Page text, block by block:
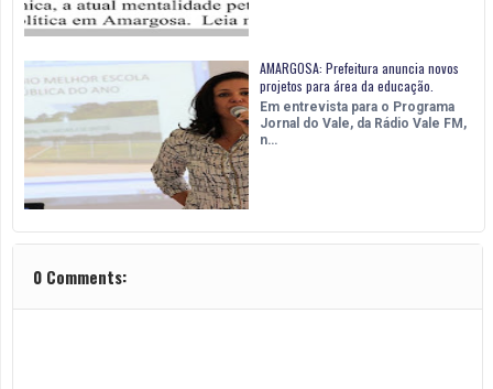
AMARGOSA: Prefeitura anuncia novos
projetos para área da educação.
Em entrevista para o Programa
Jornal do Vale, da Rádio Vale FM,
n…
0 Comments: